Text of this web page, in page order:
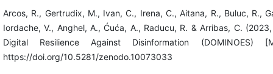
Arcos, R., Gertrudix, M., Ivan, C., Irena, C., Aitana, R., Buluc, R.,
Iordache, V., Anghel, A., Ćuća, A., Raducu, R. & Arribas, C.
Digital Resilience Against Disinformation (DOMINOES)
https://doi.org/10.5281/zenodo.10073033